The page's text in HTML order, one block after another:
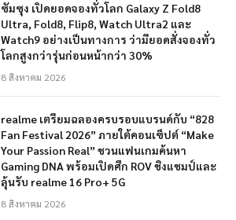
ซัมซุง เปิดยอดจองทั่วโลก Galaxy Z Fold8
Ultra, Fold8, Flip8, Watch Ultra2 และ
Watch9 อย่างเป็นทางการ ว่ามียอดสั่งจองทั่ว
โลกสูงกว่ารุ่นก่อนหน้ากว่า 30%
8 สิงหาคม 2026
realme เตรียมฉลองครบรอบแบรนด์กับ “828
Fan Festival 2026” ภายใต้คอนเซ็ปต์ “Make
Your Passion Real” ชวนแฟนเกมค้นหา
Gaming DNA พร้อมเปิดศึก ROV ชิงแชมป์และ
ลุ้นรับ realme 16 Pro+ 5G
8 สิงหาคม 2026